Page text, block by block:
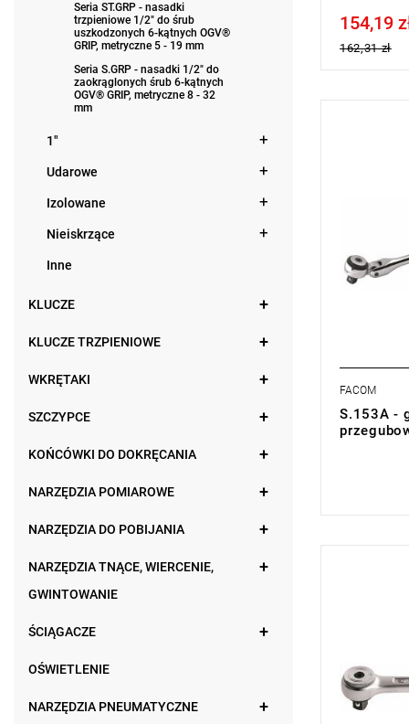
Seria ST.GRP - nasadki
trzpieniowe 1/2" do śrub
uszkodzonych 6-kątnych OGV®
GRIP, metryczne 5 - 19 mm
Seria S.GRP - nasadki 1/2" do
zaokrąglonych śrub 6-kątnych
OGV® GRIP, metryczne 8 - 32
mm
1"
Udarowe
Izolowane
Nieiskrzące
Inne
KLUCZE
KLUCZE TRZPIENIOWE
WKRĘTAKI
SZCZYPCE
KOŃCÓWKI DO DOKRĘCANIA
NARZĘDZIA POMIAROWE
NARZĘDZIA DO POBIJANIA
NARZĘDZIA TNĄCE, WIERCENIE,
GWINTOWANIE
ŚCIĄGACZE
OŚWIETLENIE
NARZĘDZIA PNEUMATYCZNE
Price tax
154,19
162,31 zł
produktu
FACOM
S.153A -
produktu